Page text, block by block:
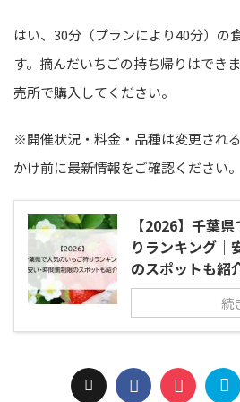
はい、30分（プランにより40分）の
す。摘んだいちごの持ち帰りはでき
売所で購入してください。
※開催状況・料金・品種は変更され
かけ前に最新情報をご確認ください。
【2026】千葉
りランキング｜
のスポットも紹
続